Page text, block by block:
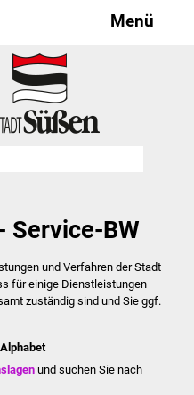
Menü
& Politik
Bürgermeister
Ausschüsse
Ratsinformationssystem
Summerrockfestival
Service-BW
und Verfahren der Stadt
für einige Dienstleistungen
zuständig sind und Sie ggf.
Alphabet
und suchen Sie nach